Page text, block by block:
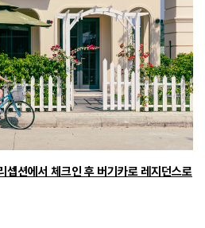
셉션에서 체크인 후 버기카로 레지던스로